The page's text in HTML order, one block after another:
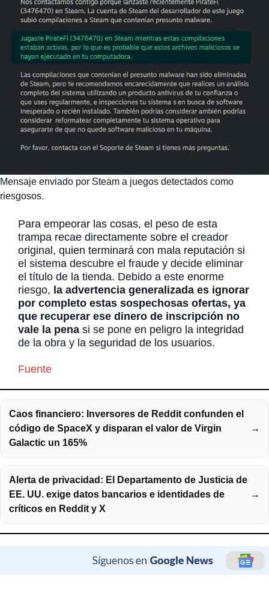
Mensaje enviado por Steam a juegos detectados como
riesgosos.
Para empeorar las cosas, el peso de esta
trampa recae directamente sobre el creador
original, quien terminará con mala reputación si
el sistema descubre el fraude y decide eliminar
el título de la tienda. Debido a este enorme
riesgo, la advertencia generalizada es ignorar
por completo estas sospechosas ofertas, ya
que recuperar ese dinero de inscripción no
vale la pena si se pone en peligro la integridad
de la obra y la seguridad de los usuarios.
Fuente
Caos financiero: Inversores de Reddit confunden el
código de SpaceX y disparan el valor de Virgin
Galactic un 165%
→
Alerta de privacidad: El Departamento de Justicia de
EE. UU. exige datos bancarios e identidades de
críticos en Reddit y X
→